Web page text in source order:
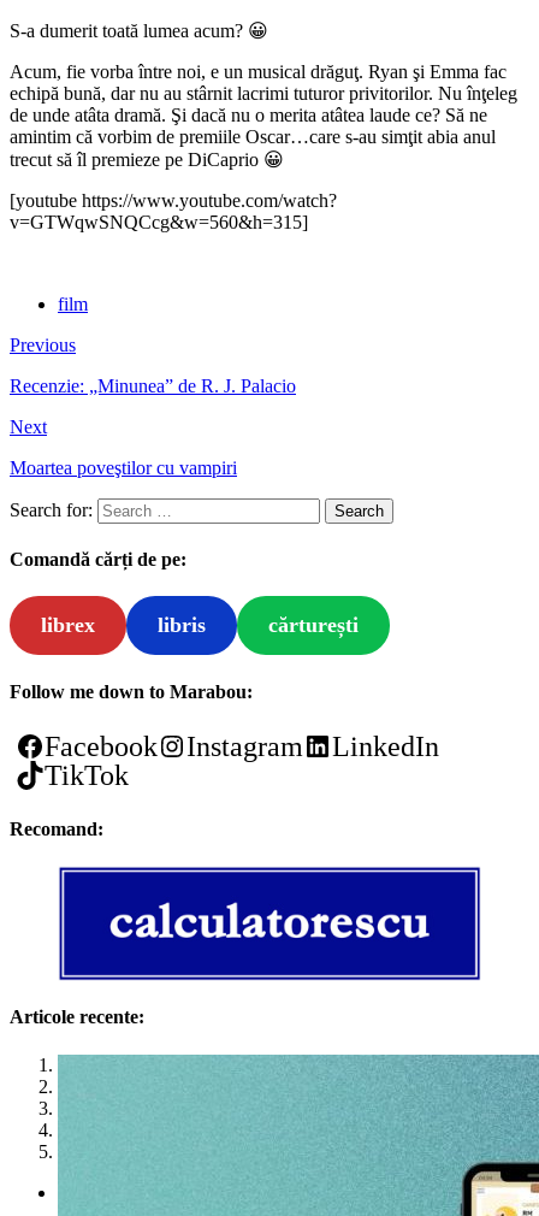
S-a dumerit toată lumea acum? 😀
Acum, fie vorba între noi, e un musical drăguţ. Ryan şi Emma fac
echipă bună, dar nu au stârnit lacrimi tuturor privitorilor. Nu înţeleg
de unde atâta dramă. Şi dacă nu o merita atâtea laude ce? Să ne
amintim că vorbim de premiile Oscar…care s-au simţit abia anul
trecut să îl premieze pe DiCaprio 😀
[youtube https://www.youtube.com/watch?
v=GTWqwSNQCcg&w=560&h=315]
film
Previous
Recenzie: „Minunea” de R. J. Palacio
Next
Moartea poveştilor cu vampiri
Search for:
Comandă cărți de pe:
librex libris cărturești
Follow me down to Marabou:
Facebook Instagram
LinkedIn
TikTok
Recomand:
Articole recente:
Politica de utilizare cookies